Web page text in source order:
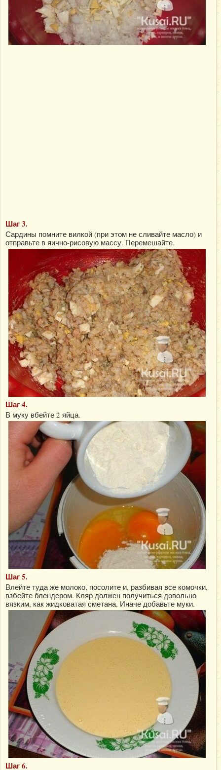
Шаг 3.
Сардины помните вилкой (при этом не сливайте масло) и
отправьте в яично-рисовую массу. Перемешайте.
Шаг 4.
В муку вбейте 2 яйца.
Шаг 5.
Влейте туда же молоко, посолите и, разбивая все комочки,
взбейте блендером. Кляр должен получиться довольно
вязким, как жидковатая сметана. Иначе добавьте муки.
Шаг 6.